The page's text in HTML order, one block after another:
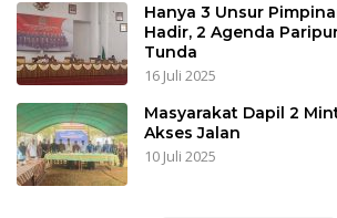
Hanya 3 Unsur
Hadir, 2 Agenda
Tunda
16 Juli 2025
Masyarakat Dapil 2
Akses Jalan
10 Juli 2025